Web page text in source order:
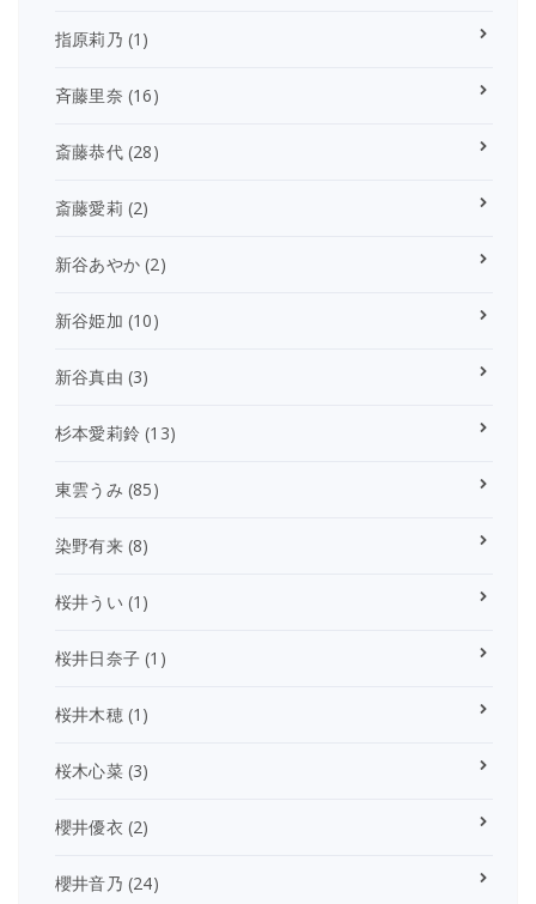
指原莉乃 (1)
斉藤里奈 (16)
斎藤恭代(28)
斎藤愛莉 (2)
新谷あやか (2)
新谷姫加 (10)
新谷真由 (3)
杉本愛莉鈴 (13)
東雲うみ (85)
染野有来(8)
桜井うい (1)
桜井日奈子 (1)
桜井木穂(1)
桜木心菜(3)
櫻井優衣 (2)
櫻井音乃 (24)